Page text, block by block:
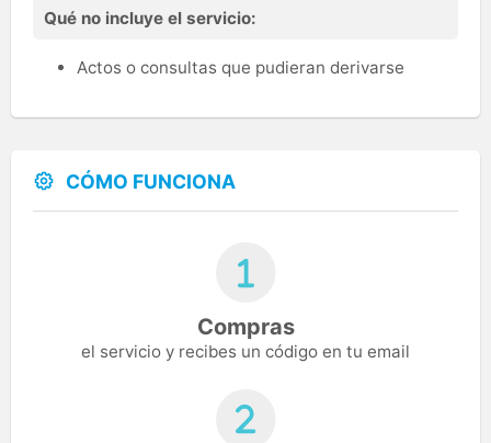
Qué no incluye el servicio:
Actos o consultas que pudieran derivarse
CÓMO FUNCIONA
Compras
el servicio y recibes un código en tu email